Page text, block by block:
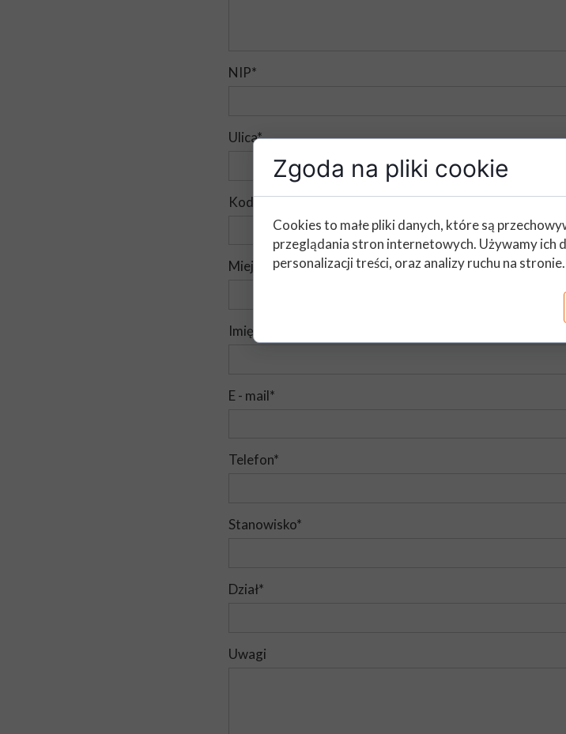
NIP*
Ulica*
Kod pocztowy*
Miejscowość*
Imię i nazwisko (Osoba zgłaszająca)*
E - mail*
Telefon*
Stanowisko*
Dział*
Uwagi
Zgoda na pliki cookie
Cookies to małe pliki danych, które są
przeglądania stron internetowych. Używamy ich
personalizacji treści, oraz analizy ruchu na stronie.